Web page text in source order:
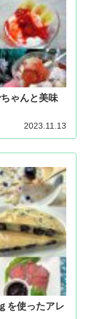
ゃんと美味
2023.11.13
を使ったアレ